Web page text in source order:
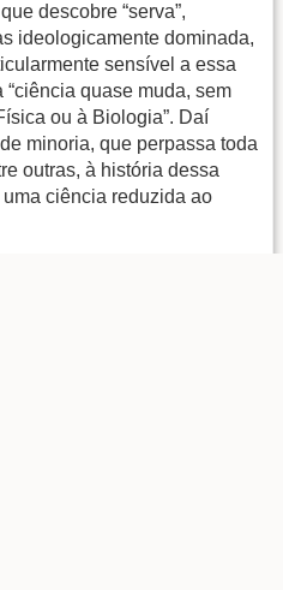
descobre “serva”,
ideologicamente dominada,
sensível a essa
quase muda, sem
ou à Biologia”. Daí
minoria, que perpassa toda
outras, à história dessa
ciência reduzida ao